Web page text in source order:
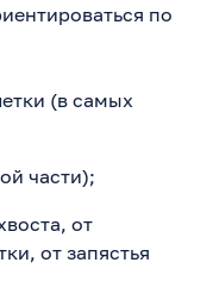
по
(в самых
части);
от
от запястья